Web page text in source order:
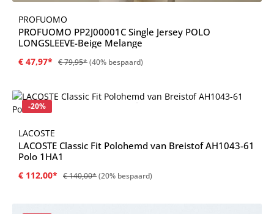
PROFUOMO
PROFUOMO PP2J00001C Single Jersey POLO
LONGSLEEVE-Beige Melange
€ 47,97* € 79,95*(40% bespaard)
Korting
-20%
LACOSTE
LACOSTE Classic Fit Polohemd van Breistof AH1043-61
Polo 1HA1
€ 112,00* € 140,00*(20% bespaard)